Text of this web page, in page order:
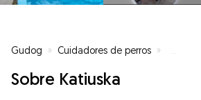
Gudog » Cuidadores de perros »
Sobre Katiuska